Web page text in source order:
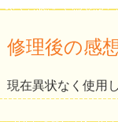
修理後の感
現在異状なく使用